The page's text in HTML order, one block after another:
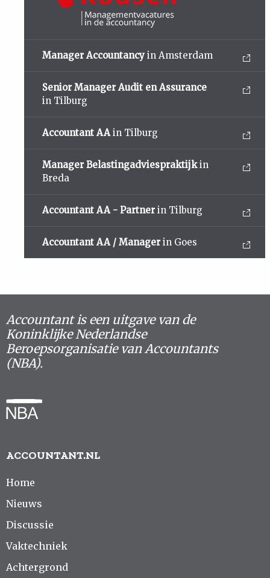
Manager Accountancy in Amsterdam
Senior Manager Audit en Assurance
in Tilburg
Accountant AAin Tilburg
Manager Belastingadviespraktijkin
Breda
Accountant AA - Partner in Tilburg
Accountant AA / Manager in Goes
Accountant is een uitgave van de
Koninklijke Nederlandse
Beroepsorganisatie van Accountants
(NBA).
ACCOUNTANT.NL
Home
Nieuws
Discussie
Vaktechniek
Achtergrond